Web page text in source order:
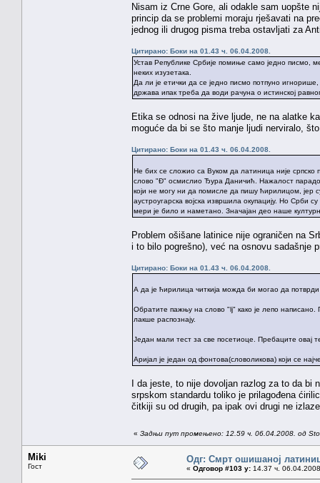
Nisam iz Crne Gore, ali odakle sam uopšte
princip da se problemi moraju rješavati na
jednog ili drugog pisma treba ostavljati za
Цитирано: Боки на 01.43 ч. 06.04.2008.
Устав Републике Србије помиње само једно писмо,
неких изузетака.
Да ли је етички да се једно писмо потпуно
држава ипак треба да води рачуна о истинској
Etika se odnosi na žive ljude, ne na alatke
moguće da bi se što manje ljudi nerviralo,
Цитирано: Боки на 01.43 ч. 06.04.2008.
Не бих се сложио са Вуком да латиница није српско
слово "Đ" осмислио Ђура Даничић. Нажалост
који не могу ни да помисле да пишу ћирилицом, јер
аустроугарска војска извршила окупацију. Но Срби
мери је било и наметано. Значајан део наше
Problem ošišane latinice nije ograničen na
i to bilo pogrešno), već na osnovu sadašnje
Цитирано: Боки на 01.43 ч. 06.04.2008.
А да је ћирилица читкија можда би могао да
Обратите пажњу на слово "lj" како је лепо
лакше распознају.
Један мали тест за све посетиоце. Пребаците овај
Аријал је један од фонтова(словоликова) који се
I da jeste, to nije dovoljan razlog za to da bi
srpskom standardu toliko je prilagođena
čitkiji su od drugih, pa ipak ovi drugi ne
« Задњи пут промењено: 12.59 ч. 06.04.2008. од
Miki
Гост
Одг: Смрт ошишаној
« Одговор #103 у: 14.37 ч.